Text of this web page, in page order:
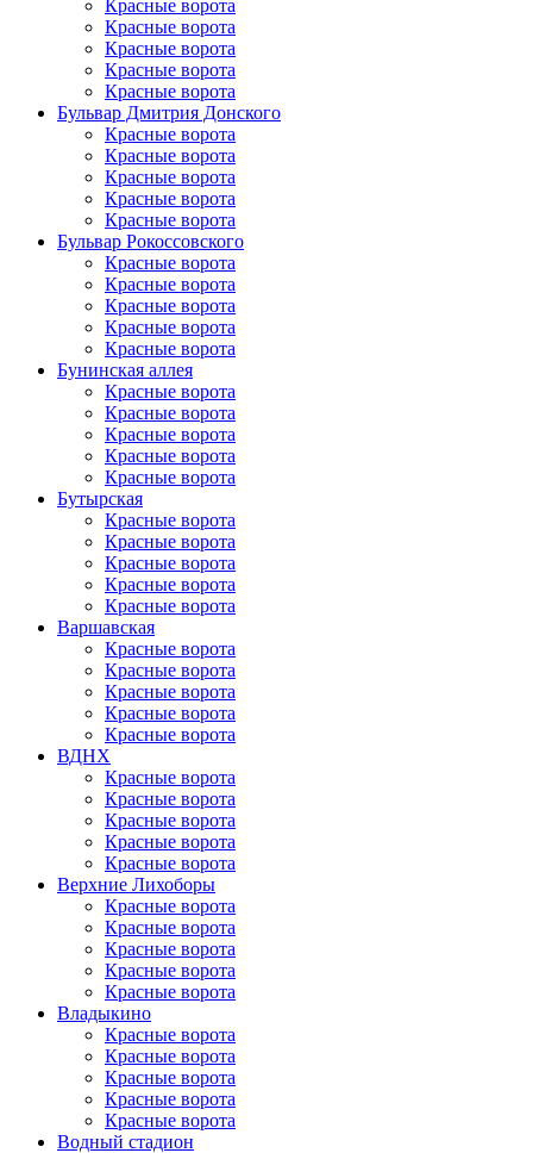
Красные ворота
Красные ворота
Красные ворота
Красные ворота
Красные ворота
Бульвар Дмитрия Донского
Красные ворота
Красные ворота
Красные ворота
Красные ворота
Красные ворота
Бульвар Рокоссовского
Красные ворота
Красные ворота
Красные ворота
Красные ворота
Красные ворота
Бунинская аллея
Красные ворота
Красные ворота
Красные ворота
Красные ворота
Красные ворота
Бутырская
Красные ворота
Красные ворота
Красные ворота
Красные ворота
Красные ворота
Варшавская
Красные ворота
Красные ворота
Красные ворота
Красные ворота
Красные ворота
ВДНХ
Красные ворота
Красные ворота
Красные ворота
Красные ворота
Красные ворота
Верхние Лихоборы
Красные ворота
Красные ворота
Красные ворота
Красные ворота
Красные ворота
Владыкино
Красные ворота
Красные ворота
Красные ворота
Красные ворота
Красные ворота
Водный стадион